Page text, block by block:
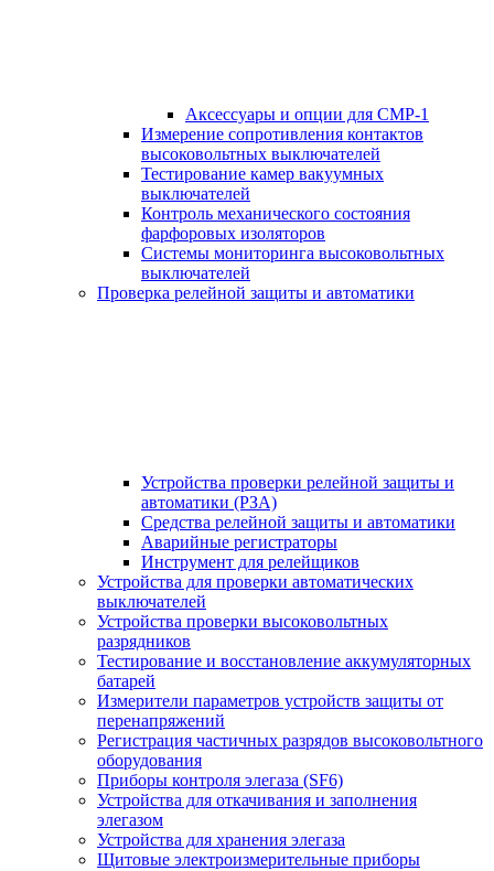
Аксессуары и опции для СМР-1
Измерение сопротивления контактов
высоковольтных выключателей
Тестирование камер вакуумных
выключателей
Контроль механического состояния
фарфоровых изоляторов
Системы мониторинга высоковольтных
выключателей
Проверка релейной защиты и автоматики
Устройства проверки релейной защиты и
автоматики (РЗА)
Средства релейной защиты и автоматики
Аварийные регистраторы
Инструмент для релейщиков
Устройства для проверки автоматических
выключателей
Устройства проверки высоковольтных
разрядников
Тестирование и восстановление аккумуляторных
батарей
Измерители параметров устройств защиты от
перенапряжений
Регистрация частичных разрядов высоковольтного
оборудования
Приборы контроля элегаза (SF6)
Устройства для откачивания и заполнения
элегазом
Устройства для хранения элегаза
Щитовые электроизмерительные приборы